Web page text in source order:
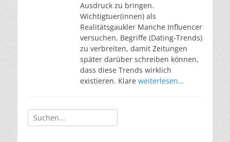
Ausdruck zu bringen.
Wichtigtuer(innen) als
Realitätsgaukler Manche Influencer
versuchen, Begriffe (Dating-Trends)
zu verbreiten, damit Zeitungen
später darüber schreiben können,
dass diese Trends wirklich
existieren. Klare weiterlesen…
Suche
nach: